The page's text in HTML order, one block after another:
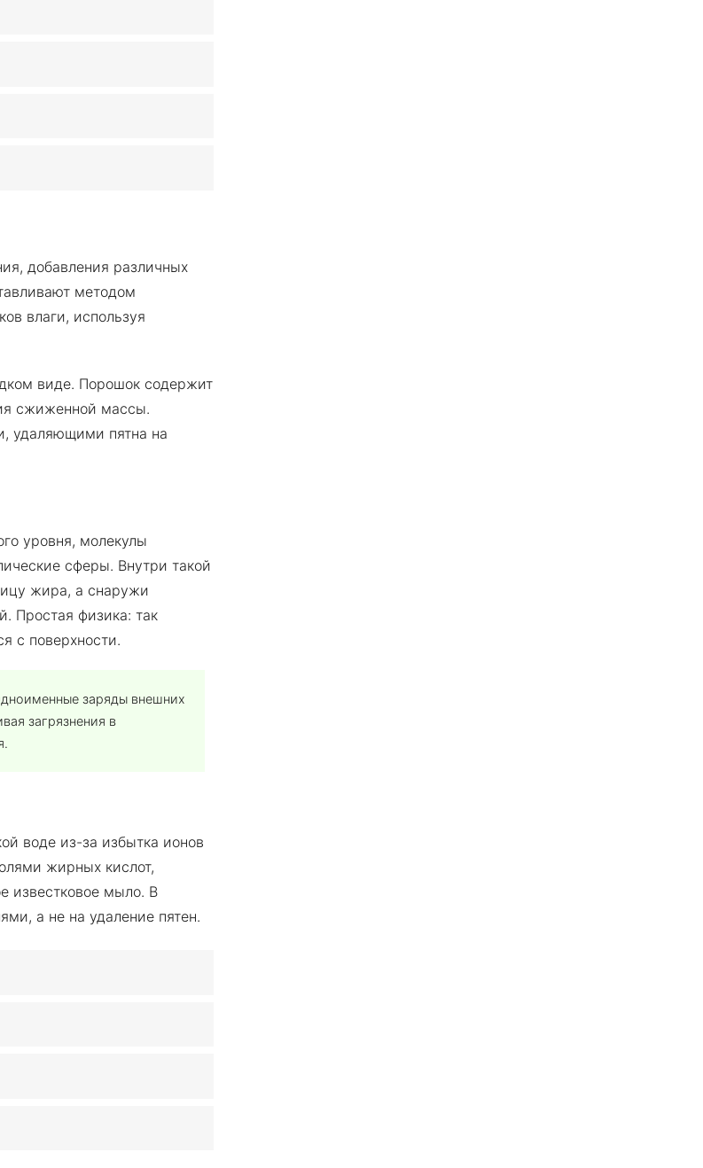
добавления различных
методом
влаги, используя
виде. Порошок содержит
сжиженной массы.
удаляющими пятна на
уровня, молекулы
сферы. Внутри такой
жира, а снаружи
Простая физика: так
с поверхности.
заряды внешних
загрязнения в
воде из-за избытка ионов
жирных кислот,
известковое мыло. В
а не на удаление пятен.